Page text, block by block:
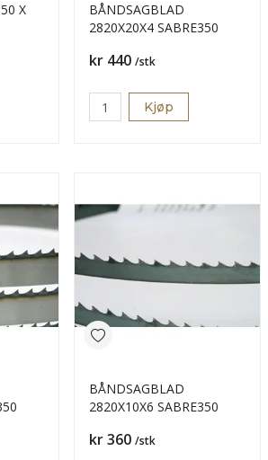
X
BÅNDSAGBLAD
2820X20X4 SABRE350
Pris
kr 440 /stk
Kjøp
BÅNDSAGBLAD
2820X10X6 SABRE350
Pris
kr 360 /stk